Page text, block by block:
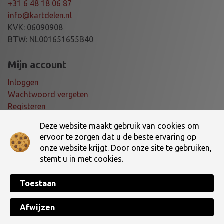
Deze website maakt gebruik van cookies om
ervoor te zorgen dat u de beste ervaring op
onze website krijgt. Door onze site te gebruiken,
stemt u in met cookies.
Toestaan
Afwijzen
C
I
K
/
0
a
n
t
+31 6 48 18 06 87
info@kartdelen.nl
KVK: 06090908
BTW: NL001651655B40
Mijn account
Inloggen
Wachtwoord vergeten
Registeren
Voorwaarden
Algemene voorwaarden
Verzending- en retourbeleid
Copyright © 2026 Dé online kartshop van Nederland! | Kartdelen.nl. All
Rights Reserved.